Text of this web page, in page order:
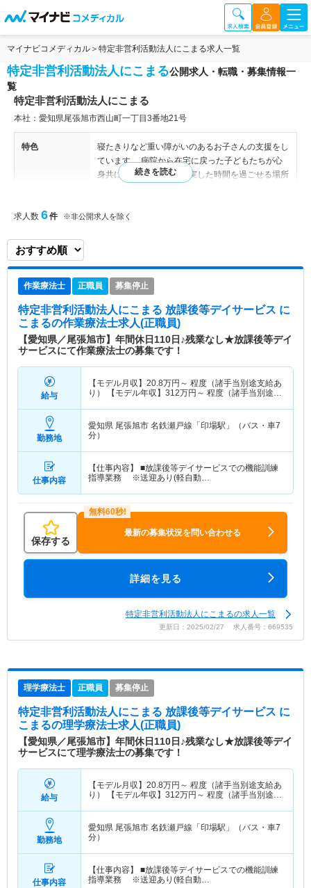
マイナビコメディカル 特定非営利活動法人にこまる求人一覧
特定非営利活動法人にこまる公開求人・転職・募集情報一
覧
特定非営利活動法人にこまる
本社：愛知県尾張旭市西山町一丁目3番地21号
特色
寝たきりなど重い障がいのあるお子さんの支援をし
ています。 病院から在宅に戻った子どもたちが心
身共に成長するための充実した時間を過ごせる場所
者が力を合わせ、障がいがあっても地域で楽しく生
求人数 6件 ※非公開求人を除く
作業療法士 正職員 募集停止
特定非営利活動法人にこまる 放課後等デイサービス に
こまるの作業療法士求人(正職員)
【愛知県／尾張旭市】年間休日110日♪残業なし★放課後等デイ
サービスにて作業療法士の募集です！
給与
【モデル月収】 20.8万円～ 程度（諸手当別途支給あ
り） 【モデル年収】 312万円～ 程度（諸手当別途支
勤務地
愛知県 尾張旭市 名鉄瀬戸線「印場駅」（バス・車7
分）
仕事内容
【仕事内容】 ■放課後等デイサービスでの機能訓練
指導業務 ※送迎あり(軽自動…
保存する
最新の募集状況を問い合わせる
詳細を見る
特定非営利活動法人にこまるの求人一覧
更新日：2025/02/27 求人番号：669535
理学療法士 正職員 募集停止
特定非営利活動法人にこまる 放課後等デイサービス に
こまるの理学療法士求人(正職員)
【愛知県／尾張旭市】年間休日110日♪残業なし★放課後等デイ
サービスにて理学療法士の募集です！
給与
【モデル月収】 20.8万円～ 程度（諸手当別途支給あ
り） 【モデル年収】 312万円～ 程度（諸手当別途支
勤務地
愛知県 尾張旭市 名鉄瀬戸線「印場駅」（バス・車7
分）
仕事内容
【仕事内容】 ■放課後等デイサービスでの機能訓練
指導業務 ※送迎あり(軽自動…